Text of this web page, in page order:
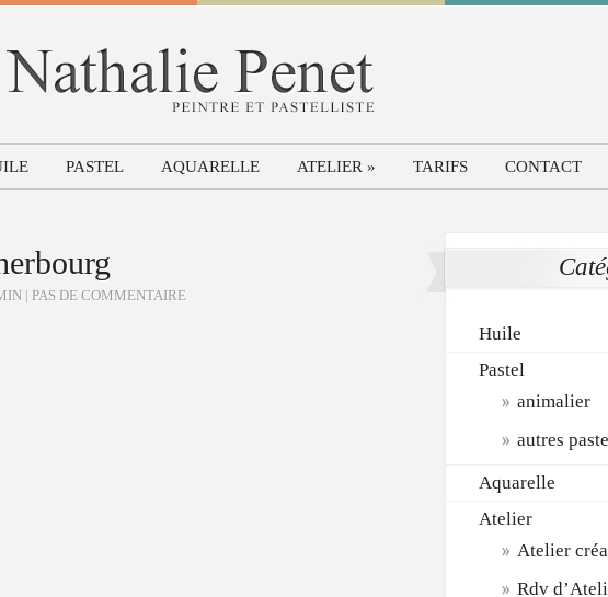
PASTEL AQUARELLE ATELIER » TARIFS CONTACT
| PAS DE COMMENTAIRE
Huile
Pastel
animalier
autres
Aquarelle
Atelier
Atelier
Rdv